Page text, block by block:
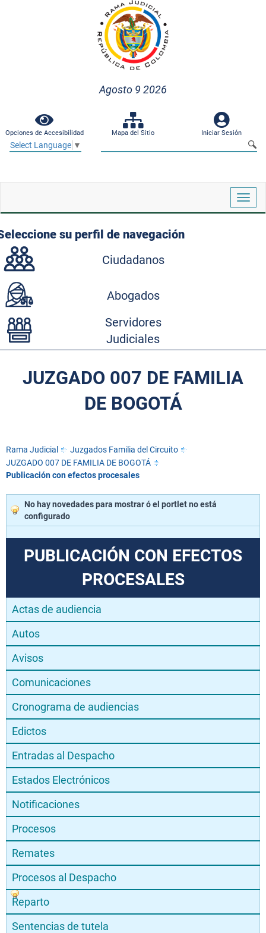
Agosto 9 2026
Opciones de Accesibilidad Mapa del Sitio Iniciar Sesión
Select Language ▼
su perfil de navegación
Ciudadanos
Abogados
Servidores
Judiciales
JUZGADO 007 DE FAMILIA
DE BOGOTÁ
Rama Judicial
Juzgados Familia del Circuito
JUZGADO 007 DE FAMILIA DE BOGOTÁ
Publicación con efectos procesales
No hay novedades para mostrar ó el portlet no está
configurado
PUBLICACIÓN CON EFECTOS
PROCESALES
Actas de audiencia
Autos
Avisos
Comunicaciones
Cronograma de audiencias
Edictos
Entradas al Despacho
Estados Electrónicos
Notificaciones
Procesos
Remates
Procesos al Despacho
Reparto
Sentencias de tutela